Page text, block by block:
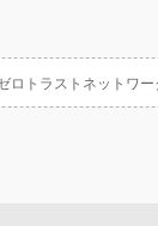
ロトラストネットワ